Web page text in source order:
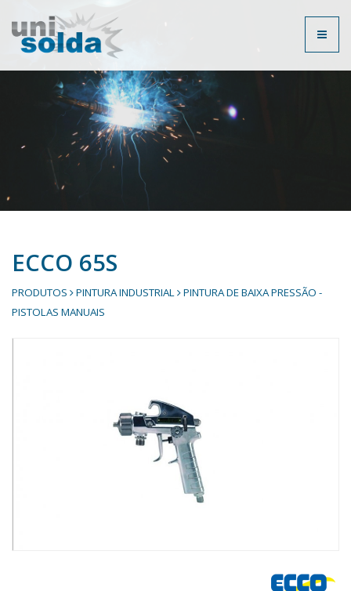
Toggle
ECCO 65S
PRODUTOS PINTURA INDUSTRIAL
PINTURA DE BAIXA PRESSÃO -
PISTOLAS MANUAIS